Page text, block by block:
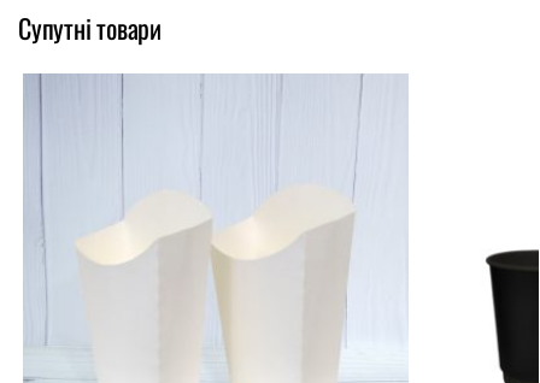
Супутні товари